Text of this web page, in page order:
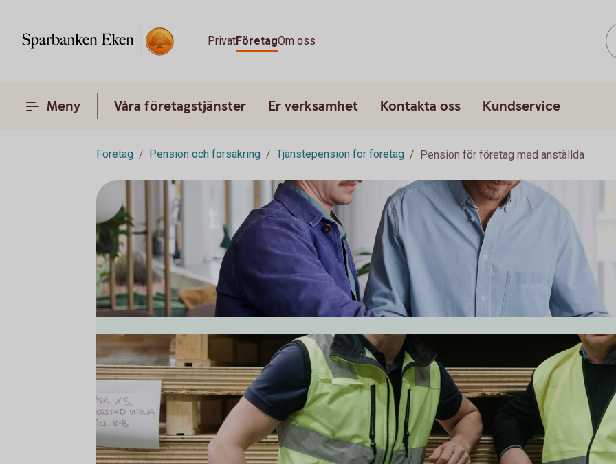
PrivatFöretagOm oss
Meny Våra företagstjänster Er verksamhet Kontakta oss Kundservice
Företag Pension och försäkring Tjänstepension för företag Pension för företag med anställda